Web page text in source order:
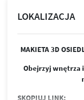
LOKALIZACJA
MAKIETA 3D
Obejrzyj wnętrza
SKOPIUJ LINK: